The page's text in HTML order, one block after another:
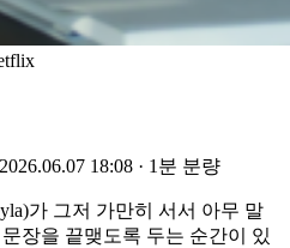
18:08 · 1분 분량
가 그저 가만히 서서 아무 말
장을 끝맺도록 두는 순간이 있